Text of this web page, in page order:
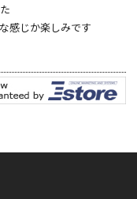
感じか楽しみです